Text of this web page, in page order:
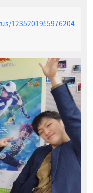
1235201955976204